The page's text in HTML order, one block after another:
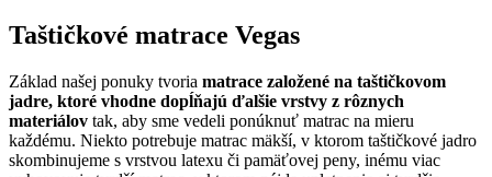
Taštičkové matrace Vegas
Základ našej ponuky tvoria matrace založené na taštičkovom
jadre, ktoré vhodne dopĺňajú ďalšie vrstvy z rôznych
materiálov tak, aby sme vedeli ponúknuť matrac na mieru
každému. Niekto potrebuje matrac mäkší, v ktorom taštičkové jadro
skombinujeme s vrstvou latexu či pamäťovej peny, inému viac